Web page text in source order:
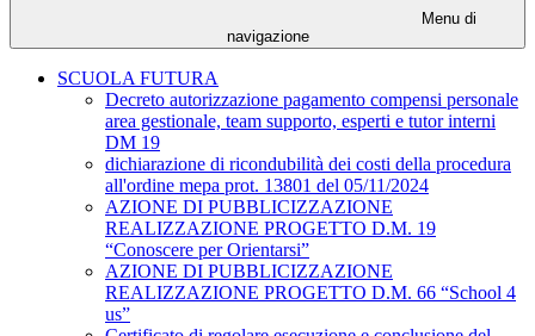
Menu di
navigazione
SCUOLA FUTURA
Decreto autorizzazione pagamento compensi personale
area gestionale, team supporto, esperti e tutor interni
DM 19
dichiarazione di ricondubilità dei costi della procedura
all'ordine mepa prot. 13801 del 05/11/2024
AZIONE DI PUBBLICIZZAZIONE
REALIZZAZIONE PROGETTO D.M. 19
“Conoscere per Orientarsi”
AZIONE DI PUBBLICIZZAZIONE
REALIZZAZIONE PROGETTO D.M. 66 “School 4
us”